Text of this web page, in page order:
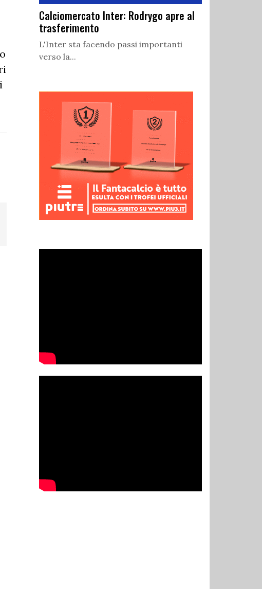
Calciomercato Inter: Rodrygo apre al
trasferimento
L'Inter sta facendo passi importanti
verso la...